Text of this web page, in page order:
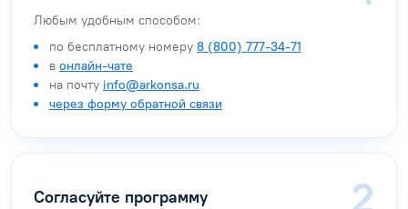
Любым удобным способом:
по бесплатному номеру 8 (800) 777-34-71
в онлайн-чате
на почту info@arkonsa.ru
через форму обратной связи
Согласуйте программу